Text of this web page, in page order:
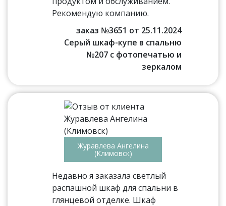
Рекомендую компанию.
заказ №3651 от 25.11.2024
Серый шкаф-купе в спальню
№207 с фотопечатью и
зеркалом
Журавлева Ангелина
(Климовск)
Недавно я заказала светлый
распашной шкаф для спальни в
глянцевой отделке. Шкаф